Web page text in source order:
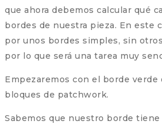
que ahora debemos calcular qué
bordes de nuestra pieza. En este
por unos bordes simples, sin
por lo que será una tarea muy
Empezaremos con el borde verde
bloques de patchwork.
Sabemos que nuestro borde tiene